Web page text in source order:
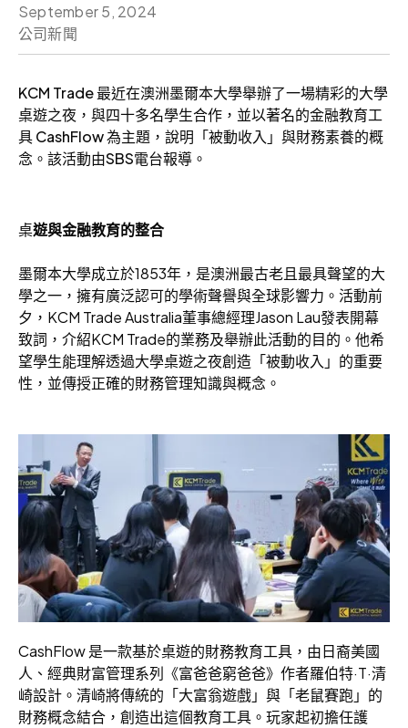
September 5, 2024
公司新聞
KCM Trade 最近在澳洲墨爾本大學舉辦了一場精彩的大學
桌遊之夜，與四十多名學生合作，並以著名的金融教育工
具 CashFlow 為主題，說明「被動收入」與財務素養的概
念。該活動由SBS電台報導。
桌遊與金融教育的整合
墨爾本大學成立於1853年，是澳洲最古老且最具聲望的大
學之一，擁有廣泛認可的學術聲譽與全球影響力。活動前
夕，KCM Trade Australia董事總經理Jason Lau發表開幕
致詞，介紹KCM Trade的業務及舉辦此活動的目的。他希
望學生能理解透過大學桌遊之夜創造「被動收入」的重要
性，並傳授正確的財務管理知識與概念。
CashFlow 是一款基於桌遊的財務教育工具，由日裔美國
人、經典財富管理系列《富爸爸窮爸爸》作者羅伯特·T·清
崎設計。清崎將傳統的「大富翁遊戲」與「老鼠賽跑」的
財務概念結合，創造出這個教育工具。玩家起初擔任護